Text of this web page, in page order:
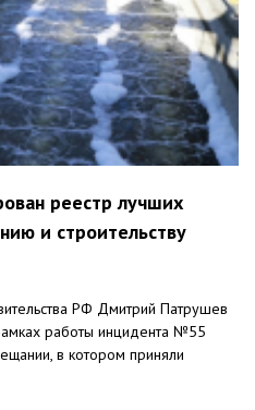
реестр лучших
и строительству
РФ Дмитрий Патрушев
работы инцидента №55
в котором приняли